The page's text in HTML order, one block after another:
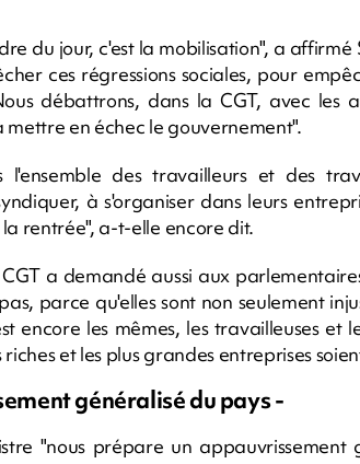
du jour, c'est la mobilisation", a
ces régressions sociales, pour
débattrons, dans la CGT, avec les
en échec le gouvernement".
l'ensemble des travailleurs et des
à s'organiser dans leurs
rentrée", a-t-elle encore dit.
a demandé aussi aux
parce qu'elles sont non seulement
encore les mêmes, les travailleuses et
riches et les plus grandes entreprises
généralisé du pays -
"nous prépare un